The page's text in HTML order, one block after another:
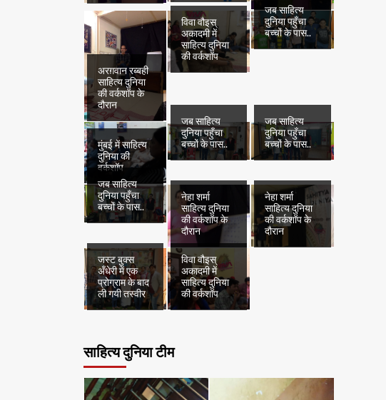
अरग़वान रब्बही
साहित्य दुनिया
की वर्कशॉप के
दौरान
विवा वौइस्
अकादमी में
साहित्य दुनिया
की वर्कशॉप
जब साहित्य
दुनिया पहुँचा
बच्चों के पास..
मुंबई में साहित्य
दुनिया की
वर्कशॉप
जब साहित्य
दुनिया पहुँचा
बच्चों के पास..
जब साहित्य
दुनिया पहुँचा
बच्चों के पास..
जब साहित्य
दुनिया पहुँचा
बच्चों के पास..
नेहा शर्मा
साहित्य दुनिया
की वर्कशॉप के
दौरान
नेहा शर्मा
साहित्य दुनिया
की वर्कशॉप के
दौरान
जस्ट बुक्स
अँधेरी में एक
प्रोग्राम के बाद
ली गयी तस्वीर
विवा वौइस्
अकादमी में
साहित्य दुनिया
की वर्कशॉप
साहित्य दुनिया टीम